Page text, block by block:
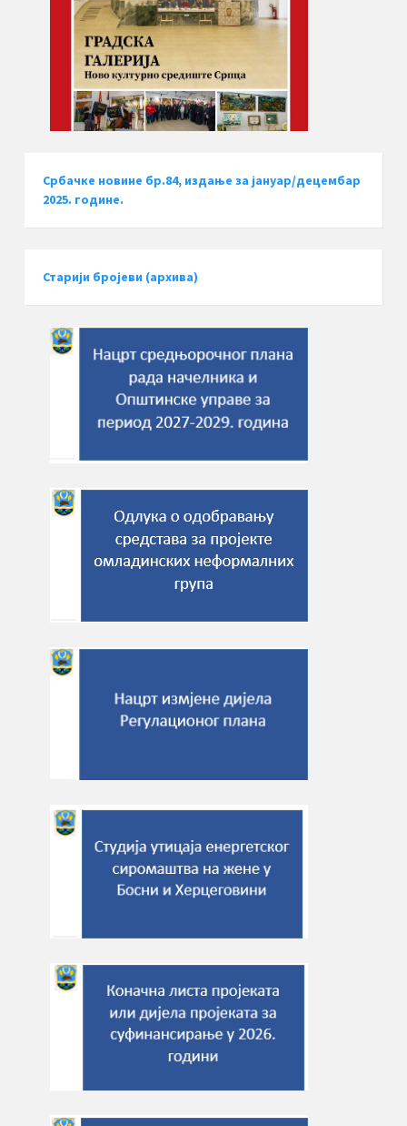
Србачке новине бр.84, издање за јануар/децембар
2025. године.
Старији бројеви (архива)